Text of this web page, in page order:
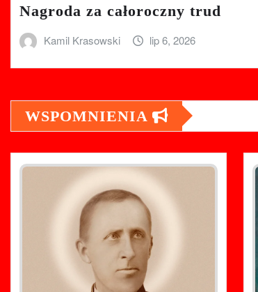
Nagroda za całoroczny trud
Kamil Krasowski lip 6, 2026
WSPOMNIENIA